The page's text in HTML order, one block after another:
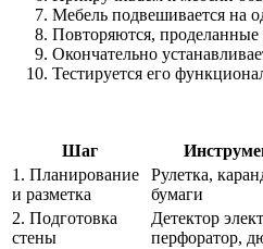
Мебель подвешивается на
Повторяются, проделанные
Окончательно
Тестируется его
Шаг
1. Планирование
и разметка
Рулетка,
бумаги
2. Подготовка
стены
Детектор
перфоратор,